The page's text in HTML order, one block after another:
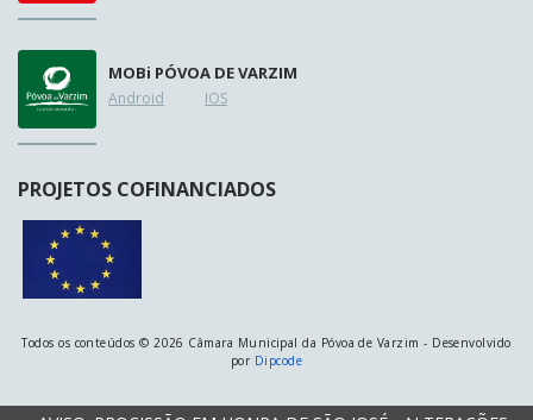
MOBi PÓVOA DE VARZIM
Android IOS
PROJETOS COFINANCIADOS
Todos os conteúdos © 2026 Câmara Municipal da Póvoa de Varzim - Desenvolvido
por Dipcode